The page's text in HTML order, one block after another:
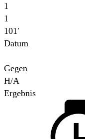
1
1
101′
Datum
Gegen
H/A
Ergebnis